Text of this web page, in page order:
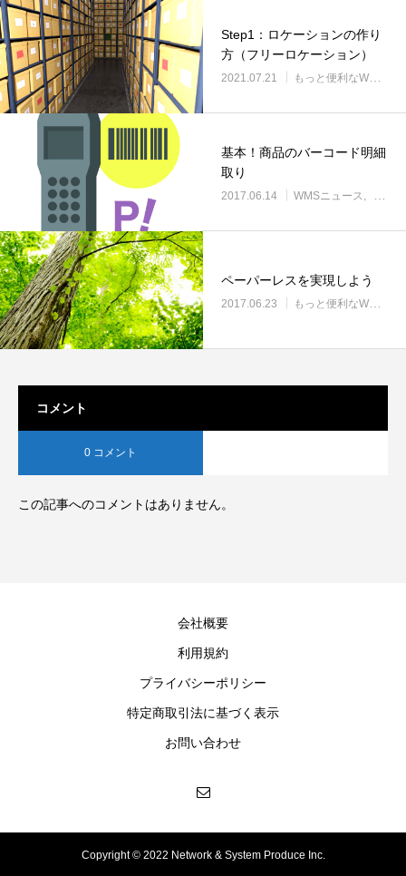
Step1：ロケーションの作り
方（フリーロケーション）
2021.07.21 もっと便利なWMS使いこなし
基本！商品のバーコード明細
取り
2017.06.14 WMSニュース
ペーパーレスを実現しよう
2017.06.23 もっと便利なWMS使いこなし
コメント
0 コメント
この記事へのコメントはありません。
会社概要
利用規約
プライバシーポリシー
特定商取引法に基づく表示
お問い合わせ
Copyright © 2022 Network & System Produce Inc.